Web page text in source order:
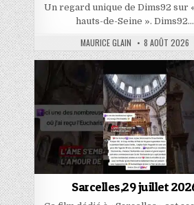
Un regard unique de Dims92 sur
hauts-de-Seine ». Dims92…
AUTHOR:
MAURICE GLAIN PUBLISHED
DATE:
8 AOÛT 2026
Sarcelles,29 juillet